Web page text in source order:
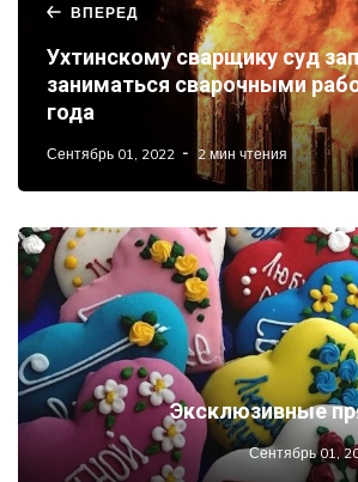
ВПЕРЕД
Ухтинскому сварщику суд
заниматься сварочными
года
Сентябрь 01, 2022 2 мин чтения
Эксклюзивные
Сентябрь 01,